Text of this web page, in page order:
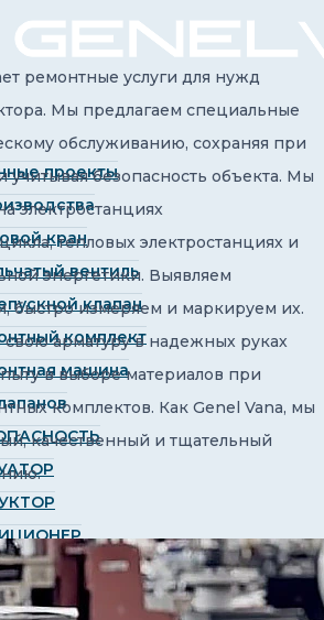
проекты
кран
вентиль
клапан
комплект
машина
КЛАПАН
ремонтные услуги для нужд
Мы предлагаем специальные
обслуживанию, сохраняя при
учитывая безопасность объекта. Мы
электростанциях
тепловых электростанциях и
энергетики. Выявляем
быстро измеряем и маркируем их.
арматуру в надежных руках
в выборе материалов при
комплектов. Как Genel Vana, мы
качественный и тщательный